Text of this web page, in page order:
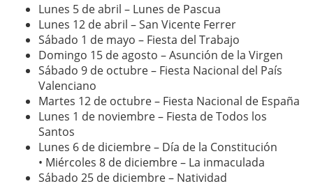
Lunes 5 de abril – Lunes de Pascua
Lunes 12 de abril – San Vicente Ferrer
Sábado 1 de mayo – Fiesta del Trabajo
Domingo 15 de agosto – Asunción de la Virgen
Sábado 9 de octubre – Fiesta Nacional del País
Valenciano
Martes 12 de octubre – Fiesta Nacional de España
Lunes 1 de noviembre – Fiesta de Todos los
Santos
Lunes 6 de diciembre – Día de la Constitución
• Miércoles 8 de diciembre – La inmaculada
Sábado 25 de diciembre – Natividad